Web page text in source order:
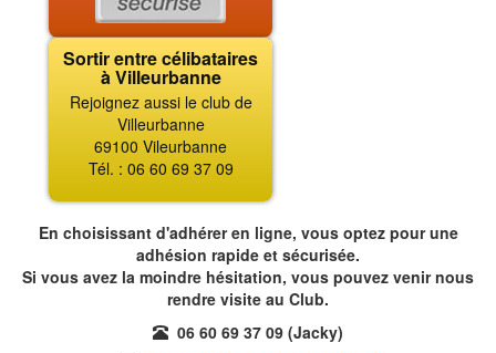
Sortir entre célibataires
à Villeurbanne
Rejoignez aussi le club de
Villeurbanne
69100 Vileurbanne
Tél. : 06 60 69 37 09
En choisissant d'adhérer en ligne, vous optez pour une
adhésion rapide et sécurisée.
Si vous avez la moindre hésitation, vous pouvez venir nous
rendre visite au Club.
06 60 69 37 09 (Jacky)